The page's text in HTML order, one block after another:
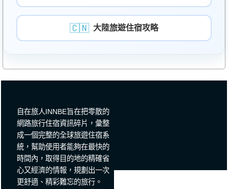
🇨🇳 大陸旅遊住宿攻略
自在旅人INNBE旨在把零散的
網路旅行住宿資訊碎片，彙整
成一個完整的全球旅遊住宿系
統，幫助使用者能夠在最快的
時間內，取得目的地的精確省
心又經濟的情報，規劃出一次
更舒適、精彩難忘的旅行。